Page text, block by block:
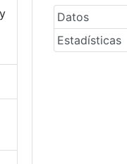
Datos
Estadísticas